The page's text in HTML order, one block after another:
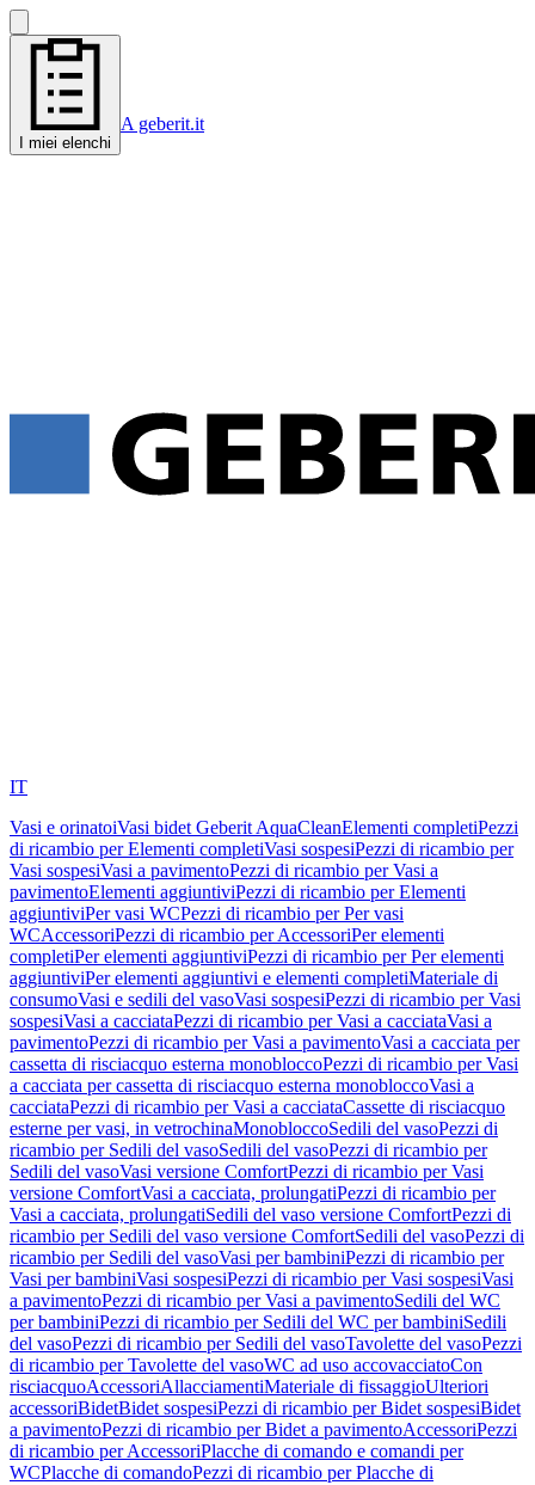
I miei elenchi
A geberit.it
IT
Vasi e orinatoiVasi bidet Geberit AquaCleanElementi completiPezzi
di ricambio per Elementi completiVasi sospesiPezzi di ricambio per
Vasi sospesiVasi a pavimentoPezzi di ricambio per Vasi a
pavimentoElementi aggiuntiviPezzi di ricambio per Elementi
aggiuntiviPer vasi WCPezzi di ricambio per Per vasi
WCAccessoriPezzi di ricambio per AccessoriPer elementi
completiPer elementi aggiuntiviPezzi di ricambio per Per elementi
aggiuntiviPer elementi aggiuntivi e elementi completiMateriale di
consumoVasi e sedili del vasoVasi sospesiPezzi di ricambio per Vasi
sospesiVasi a cacciataPezzi di ricambio per Vasi a cacciataVasi a
pavimentoPezzi di ricambio per Vasi a pavimentoVasi a cacciata per
cassetta di risciacquo esterna monobloccoPezzi di ricambio per Vasi
a cacciata per cassetta di risciacquo esterna monobloccoVasi a
cacciataPezzi di ricambio per Vasi a cacciataCassette di risciacquo
esterne per vasi, in vetrochinaMonobloccoSedili del vasoPezzi di
ricambio per Sedili del vasoSedili del vasoPezzi di ricambio per
Sedili del vasoVasi versione ComfortPezzi di ricambio per Vasi
versione ComfortVasi a cacciata, prolungatiPezzi di ricambio per
Vasi a cacciata, prolungatiSedili del vaso versione ComfortPezzi di
ricambio per Sedili del vaso versione ComfortSedili del vasoPezzi di
ricambio per Sedili del vasoVasi per bambiniPezzi di ricambio per
Vasi per bambiniVasi sospesiPezzi di ricambio per Vasi sospesiVasi
a pavimentoPezzi di ricambio per Vasi a pavimentoSedili del WC
per bambiniPezzi di ricambio per Sedili del WC per bambiniSedili
del vasoPezzi di ricambio per Sedili del vasoTavolette del vasoPezzi
di ricambio per Tavolette del vasoWC ad uso accovacciatoCon
risciacquoAccessoriAllacciamentiMateriale di fissaggioUlteriori
accessoriBidetBidet sospesiPezzi di ricambio per Bidet sospesiBidet
a pavimentoPezzi di ricambio per Bidet a pavimentoAccessoriPezzi
di ricambio per AccessoriPlacche di comando e comandi per
WCPlacche di comandoPezzi di ricambio per Placche di